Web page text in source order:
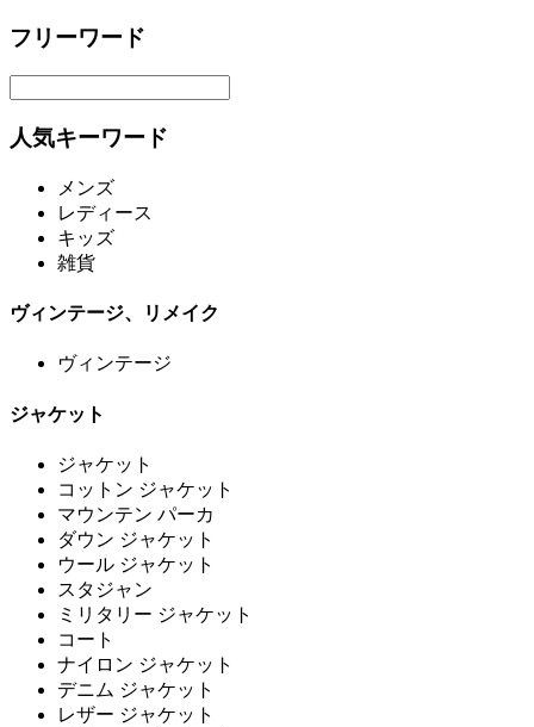
フリーワード
人気キーワード
メンズ
レディース
キッズ
雑貨
ヴィンテージ、リメイク
ヴィンテージ
ジャケット
ジャケット
コットン ジャケット
マウンテン パーカ
ダウン ジャケット
ウール ジャケット
スタジャン
ミリタリー ジャケット
コート
ナイロン ジャケット
デニム ジャケット
レザー ジャケット